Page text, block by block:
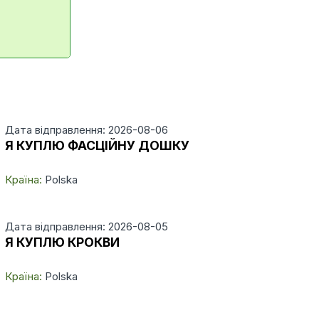
Дата відправлення: 2026-08-06
Я КУПЛЮ ФАСЦІЙНУ ДОШКУ
Країна: Polska
Дата відправлення: 2026-08-05
Я КУПЛЮ КРОКВИ
Країна: Polska